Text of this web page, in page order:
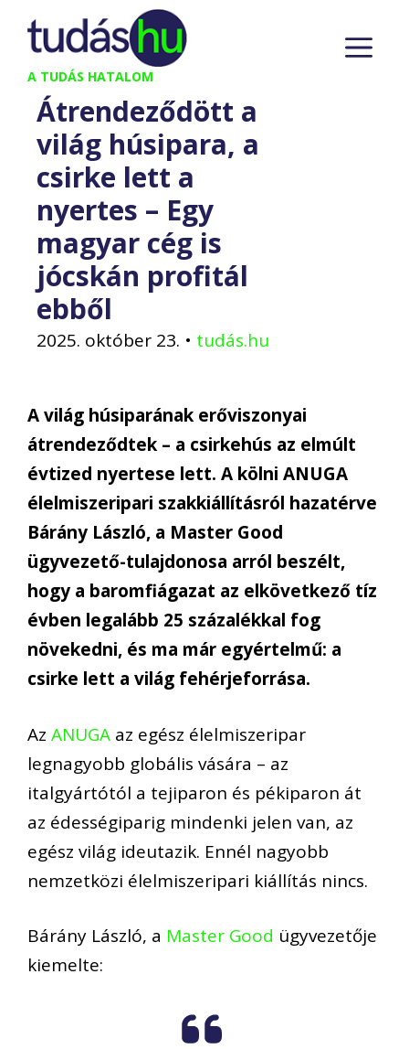
Kilépés
tartalomba
A TUDÁS HATALOM
Átrendeződött a
világ húsipara, a
csirke lett a
nyertes – Egy
magyar cég is
jócskán profitál
ebből
2025. október 23. • tudás.hu
A világ húsiparának erőviszonyai
átrendeződtek – a csirkehús az elmúlt
évtized nyertese lett. A kölni ANUGA
élelmiszeripari szakkiállításról hazatérve
Bárány László, a Master Good
ügyvezető-tulajdonosa arról beszélt,
hogy a baromfiágazat az elkövetkező tíz
évben legalább 25 százalékkal fog
növekedni, és ma már egyértelmű: a
csirke lett a világ fehérjeforrása.
Az ANUGA az egész élelmiszeripar
legnagyobb globális vására – az
italgyártótól a tejiparon és pékiparon át
az édességiparig mindenki jelen van, az
egész világ ideutazik. Ennél nagyobb
nemzetközi élelmiszeripari kiállítás nincs.
Bárány László, a Master Good ügyvezetője
kiemelte: